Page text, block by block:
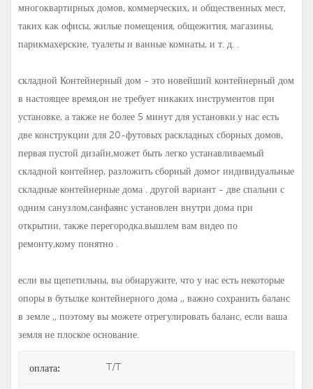
многоквартирных домов, коммерческих, и общественных мест,
таких как офисы, жилые помещения, общежития, магазины,
парикмахерские, туалеты и ванные комнаты, и т. д. .
складной Контейнерный дом - это новейший контейнерный дом
в настоящее время,он не требует никаких инструментов при
установке, а также не более 5 минут для установки.у нас есть
две конструкции для 20-футовых раскладных сборных домов,
первая пустой дизайн,может быть легко устанавливаемый
складной контейнер, разложить сборный домor индивидуальные
складные контейнерные дома . другой вариант - две спальни с
одним санузлом,санфаянс установлен внутри дома при
открытии, также перегородка.вышлем вам видео по
ремонту,кому понятно .
если вы щепетильны, вы обнаружите, что у нас есть некоторые
опоры в бутылке контейнерного дома ,, важно сохранить баланс
в земле ,, поэтому вы можете отрегулировать баланс, если ваша
земля не плоское основание.
оплата: T/T